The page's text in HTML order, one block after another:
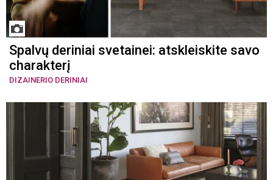
Spalvų deriniai svetainei: atskleiskite savo
charakterį
DIZAINERIO DERINIAI